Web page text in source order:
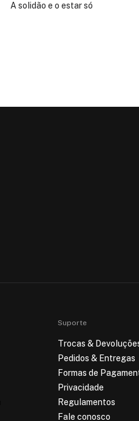
A solidão e o estar só
Suporte
Trocas &
Pedidos & Entregas
Formas de
Privacidade
Regulamentos
Fale conosco